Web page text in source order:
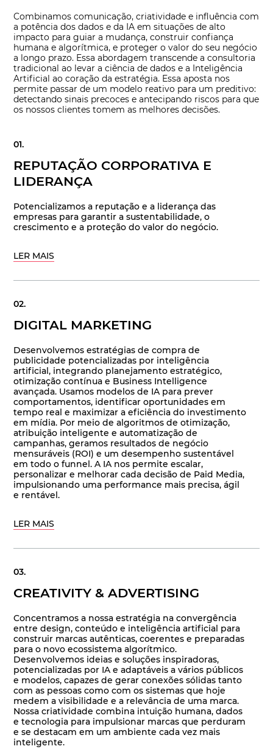
Combinamos comunicação, criatividade e influência com
a potência dos dados e da IA em situações de alto
impacto para guiar a mudança, construir confiança
humana e algorítmica, e proteger o valor do seu negócio
a longo prazo. Essa abordagem transcende a consultoria
tradicional ao levar a ciência de dados e a Inteligência
Artificial ao coração da estratégia. Essa aposta nos
permite passar de um modelo reativo para um preditivo:
detectando sinais precoces e antecipando riscos para que
os nossos clientes tomem as melhores decisões.
REPUTAÇÃO CORPORATIVA E
LIDERANÇA
Potencializamos a reputação e a liderança das
empresas para garantir a sustentabilidade, o
crescimento e a proteção do valor do negócio.
LER MAIS
DIGITAL MARKETING
Desenvolvemos estratégias de compra de
publicidade potencializadas por inteligência
artificial, integrando planejamento estratégico,
otimização contínua e Business Intelligence
avançada. Usamos modelos de IA para prever
comportamentos, identificar oportunidades em
tempo real e maximizar a eficiência do investimento
em mídia. Por meio de algoritmos de otimização,
atribuição inteligente e automatização de
campanhas, geramos resultados de negócio
mensuráveis (ROI) e um desempenho sustentável
em todo o funnel. A IA nos permite escalar,
personalizar e melhorar cada decisão de Paid Media,
impulsionando uma performance mais precisa, ágil
e rentável.
LER MAIS
CREATIVITY & ADVERTISING
Concentramos a nossa estratégia na convergência
entre design, conteúdo e inteligência artificial para
construir marcas autênticas, coerentes e preparadas
para o novo ecossistema algorítmico.
Desenvolvemos ideias e soluções inspiradoras,
potencializadas por IA e adaptáveis a vários públicos
e modelos, capazes de gerar conexões sólidas tanto
com as pessoas como com os sistemas que hoje
medem a visibilidade e a relevância de uma marca.
Nossa criatividade combina intuição humana, dados
e tecnologia para impulsionar marcas que perduram
e se destacam em um ambiente cada vez mais
inteligente.